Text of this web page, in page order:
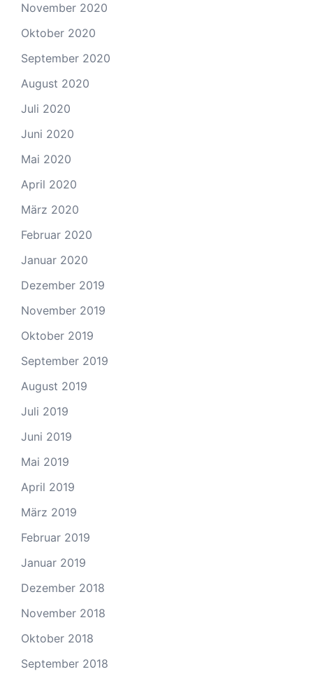
November 2020
Oktober 2020
September 2020
August 2020
Juli 2020
Juni 2020
Mai 2020
April 2020
März 2020
Februar 2020
Januar 2020
Dezember 2019
November 2019
Oktober 2019
September 2019
August 2019
Juli 2019
Juni 2019
Mai 2019
April 2019
März 2019
Februar 2019
Januar 2019
Dezember 2018
November 2018
Oktober 2018
September 2018